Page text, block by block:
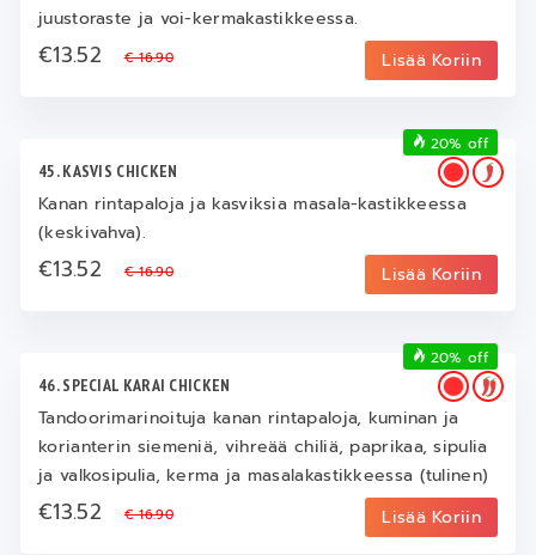
juustoraste ja voi-kermakastikkeessa.
€13.52€ 16.90 Lisää Koriin
45. KASVIS CHICKEN
Kanan rintapaloja ja kasviksia masala-kastikkeessa
(keskivahva).
€13.52€ 16.90 Lisää Koriin
20% off
46. SPECIAL KARAI CHICKEN
Tandoorimarinoituja kanan rintapaloja, kuminan ja
korianterin siemeniä, vihreää chiliä, paprikaa, sipulia
ja valkosipulia, kerma ja masalakastikkeessa (tulinen)
€13.52€ 16.90 Lisää Koriin
20% off